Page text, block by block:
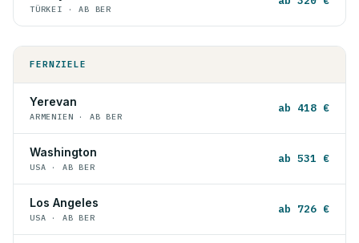
TÜRKEI · AB BER
FERNZIELE
Yerevan
ARMENIEN · AB BER
ab 418 €
Washington
USA · AB BER
ab 531 €
Los Angeles
USA · AB BER
ab 726 €